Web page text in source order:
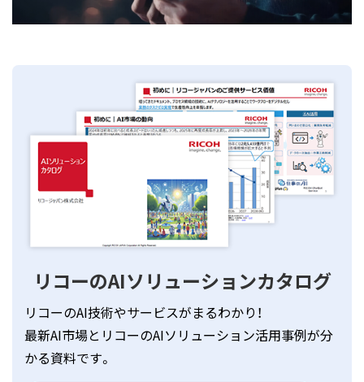
リコーのAIソリューションカタログ
リコーのAI技術やサービスがまるわかり！
最新AI市場とリコーのAIソリューション活用事例が分
かる資料です。